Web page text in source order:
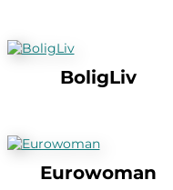
BoligLiv
Eurowoman